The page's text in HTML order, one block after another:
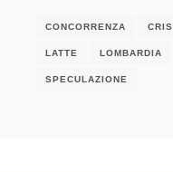
CONCORRENZA CRISI
LATTE LOMBARDIA
SPECULAZIONE